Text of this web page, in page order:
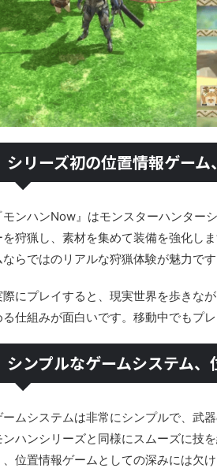
シリーズ初の位置情報ゲー
モンハンNow』はモンスターハンター
を狩猟し、素材を集めて装備を強化し
ならではのリアルな狩猟体験が魅力です
際にプレイすると、現実世界を歩きな
る仕組みが面白いです。移動中でもプ
シンプルなゲームシステム
ームシステムは非常にシンプルで、武
ンハンシリーズと同様にスムーズに技
、位置情報ゲームとしての深みには欠